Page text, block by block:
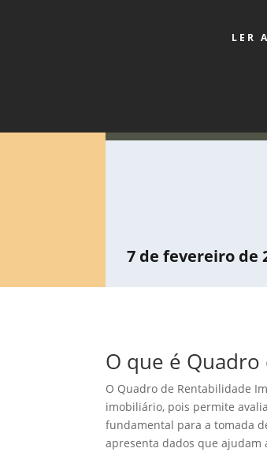
LER
7 de fevereiro de
O que é
O Quadro de Rentabilidade
imobiliário, pois permite
fundamental para a tomada
apresenta dados que